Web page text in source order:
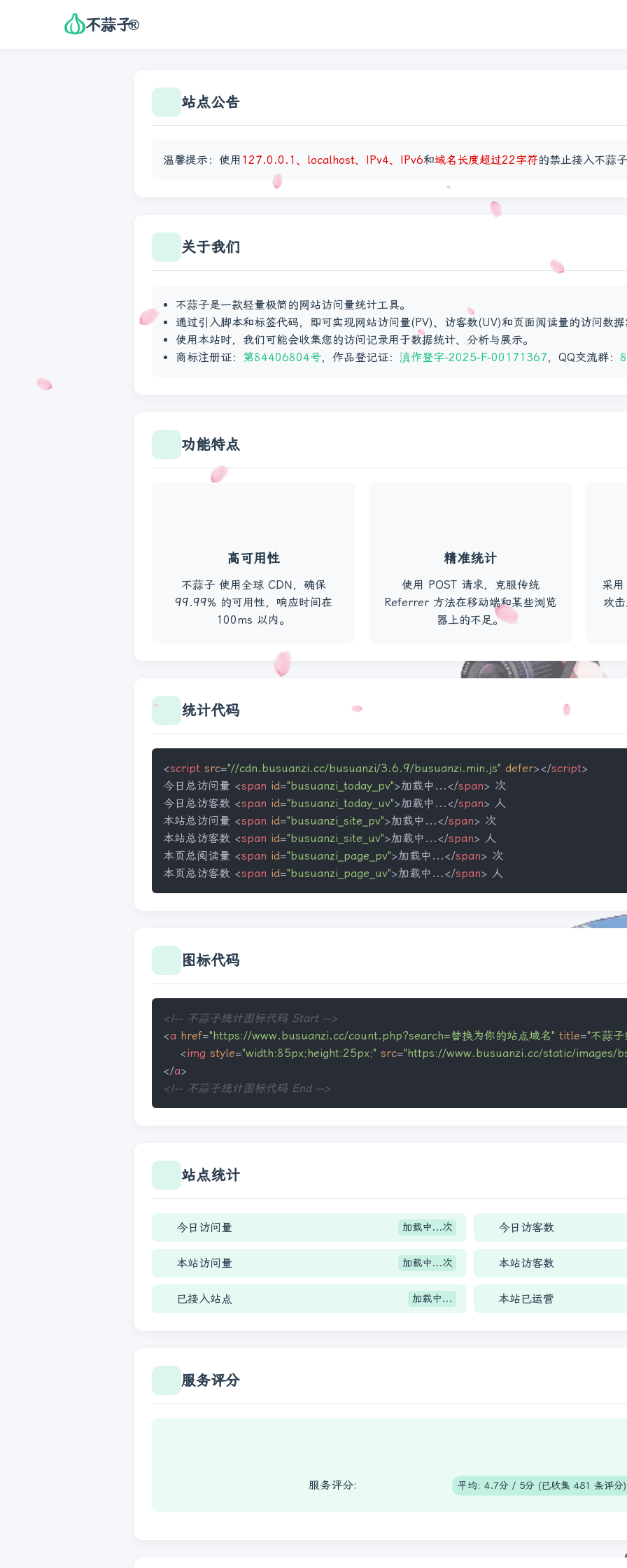
不蒜子®
站点公告
温馨提示：使用 127.0.0.1、localhost、IPv4、IPv6和域名长度超过22字符的禁止接入不蒜
关于我们
不蒜子是一款轻量极简的网站访问量统计工具。
通过引入脚本和标签代码，即可实现网站访问量(PV)、访客数(UV)和页面阅读量的访问数
使用本站时，我们可能会收集您的访问记录用于数据统计、分析与展示。
商标注册证： 第84406804号，作品登记证： 滇作登字-2025-F-00171367，QQ交流群：
功能特点
高可用性
不蒜子 使用全球 CDN，确保
99.99% 的可用性，响应时间在
100ms 以内。
精准统计
使用 POST 请求，克服传统
Referrer 方法在移动端和某些浏览
器上的不足。
采
攻
统计代码
<script src="//cdn.busuanzi.cc/busuanzi/3.6.9/busuanzi.min.js" defer></script>
今日总访问量 <span id="busuanzi_today_pv">加载中...</span> 次
今日总访客数 <span id="busuanzi_today_uv">加载中...</span> 人
本站总访问量 <span id="busuanzi_site_pv">加载中...</span> 次
本站总访客数 <span id="busuanzi_site_uv">加载中...</span> 人
本页总阅读量 <span id="busuanzi_page_pv">加载中...</span> 次
本页总访客数 <span id="busuanzi_page_uv">加载中...</span> 人
图标代码
<!-- 不蒜子统计图标代码 Start -->
<a href="https://www.busuanzi.cc/count.php?search=替换为你的站点域名" title="不蒜子
<img style="width:85px;height:25px;" src="https://www.busuanzi.cc/static/images/
</a>
<!-- 不蒜子统计图标代码 End -->
站点统计
今日访问量 加载中...次 今日访客数
本站访问量 加载中...次 本站访客数
已接入站点 加载中... 本站已运营
服务评分
服务评分: 平均: 4.7分 / 5分 (已收集 481 条评分)